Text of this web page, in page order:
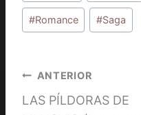
entrada:
#Romance #Saga
Navegación
de
ANTERIOR
LAS PÍLDORAS DE